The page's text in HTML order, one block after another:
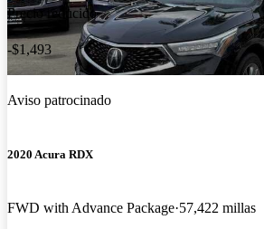
Precio reducido
-$1,493
Aviso patrocinado
2020 Acura RDX
FWD with Advance Package 57,422 millas